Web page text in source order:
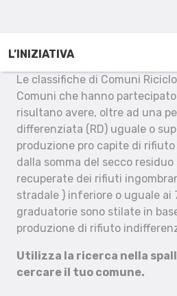
L’INIZIATIVA
Le classifiche di Comuni
Comuni che hanno
risultano avere, oltre ad una
differenziata (RD) uguale o
produzione pro capite di
dalla somma del secco
recuperate dei rifiuti
stradale ) inferiore o uguale
graduatorie sono stilate in
produzione di rifiuto
Utilizza la ricerca nella
cercare il tuo comune.